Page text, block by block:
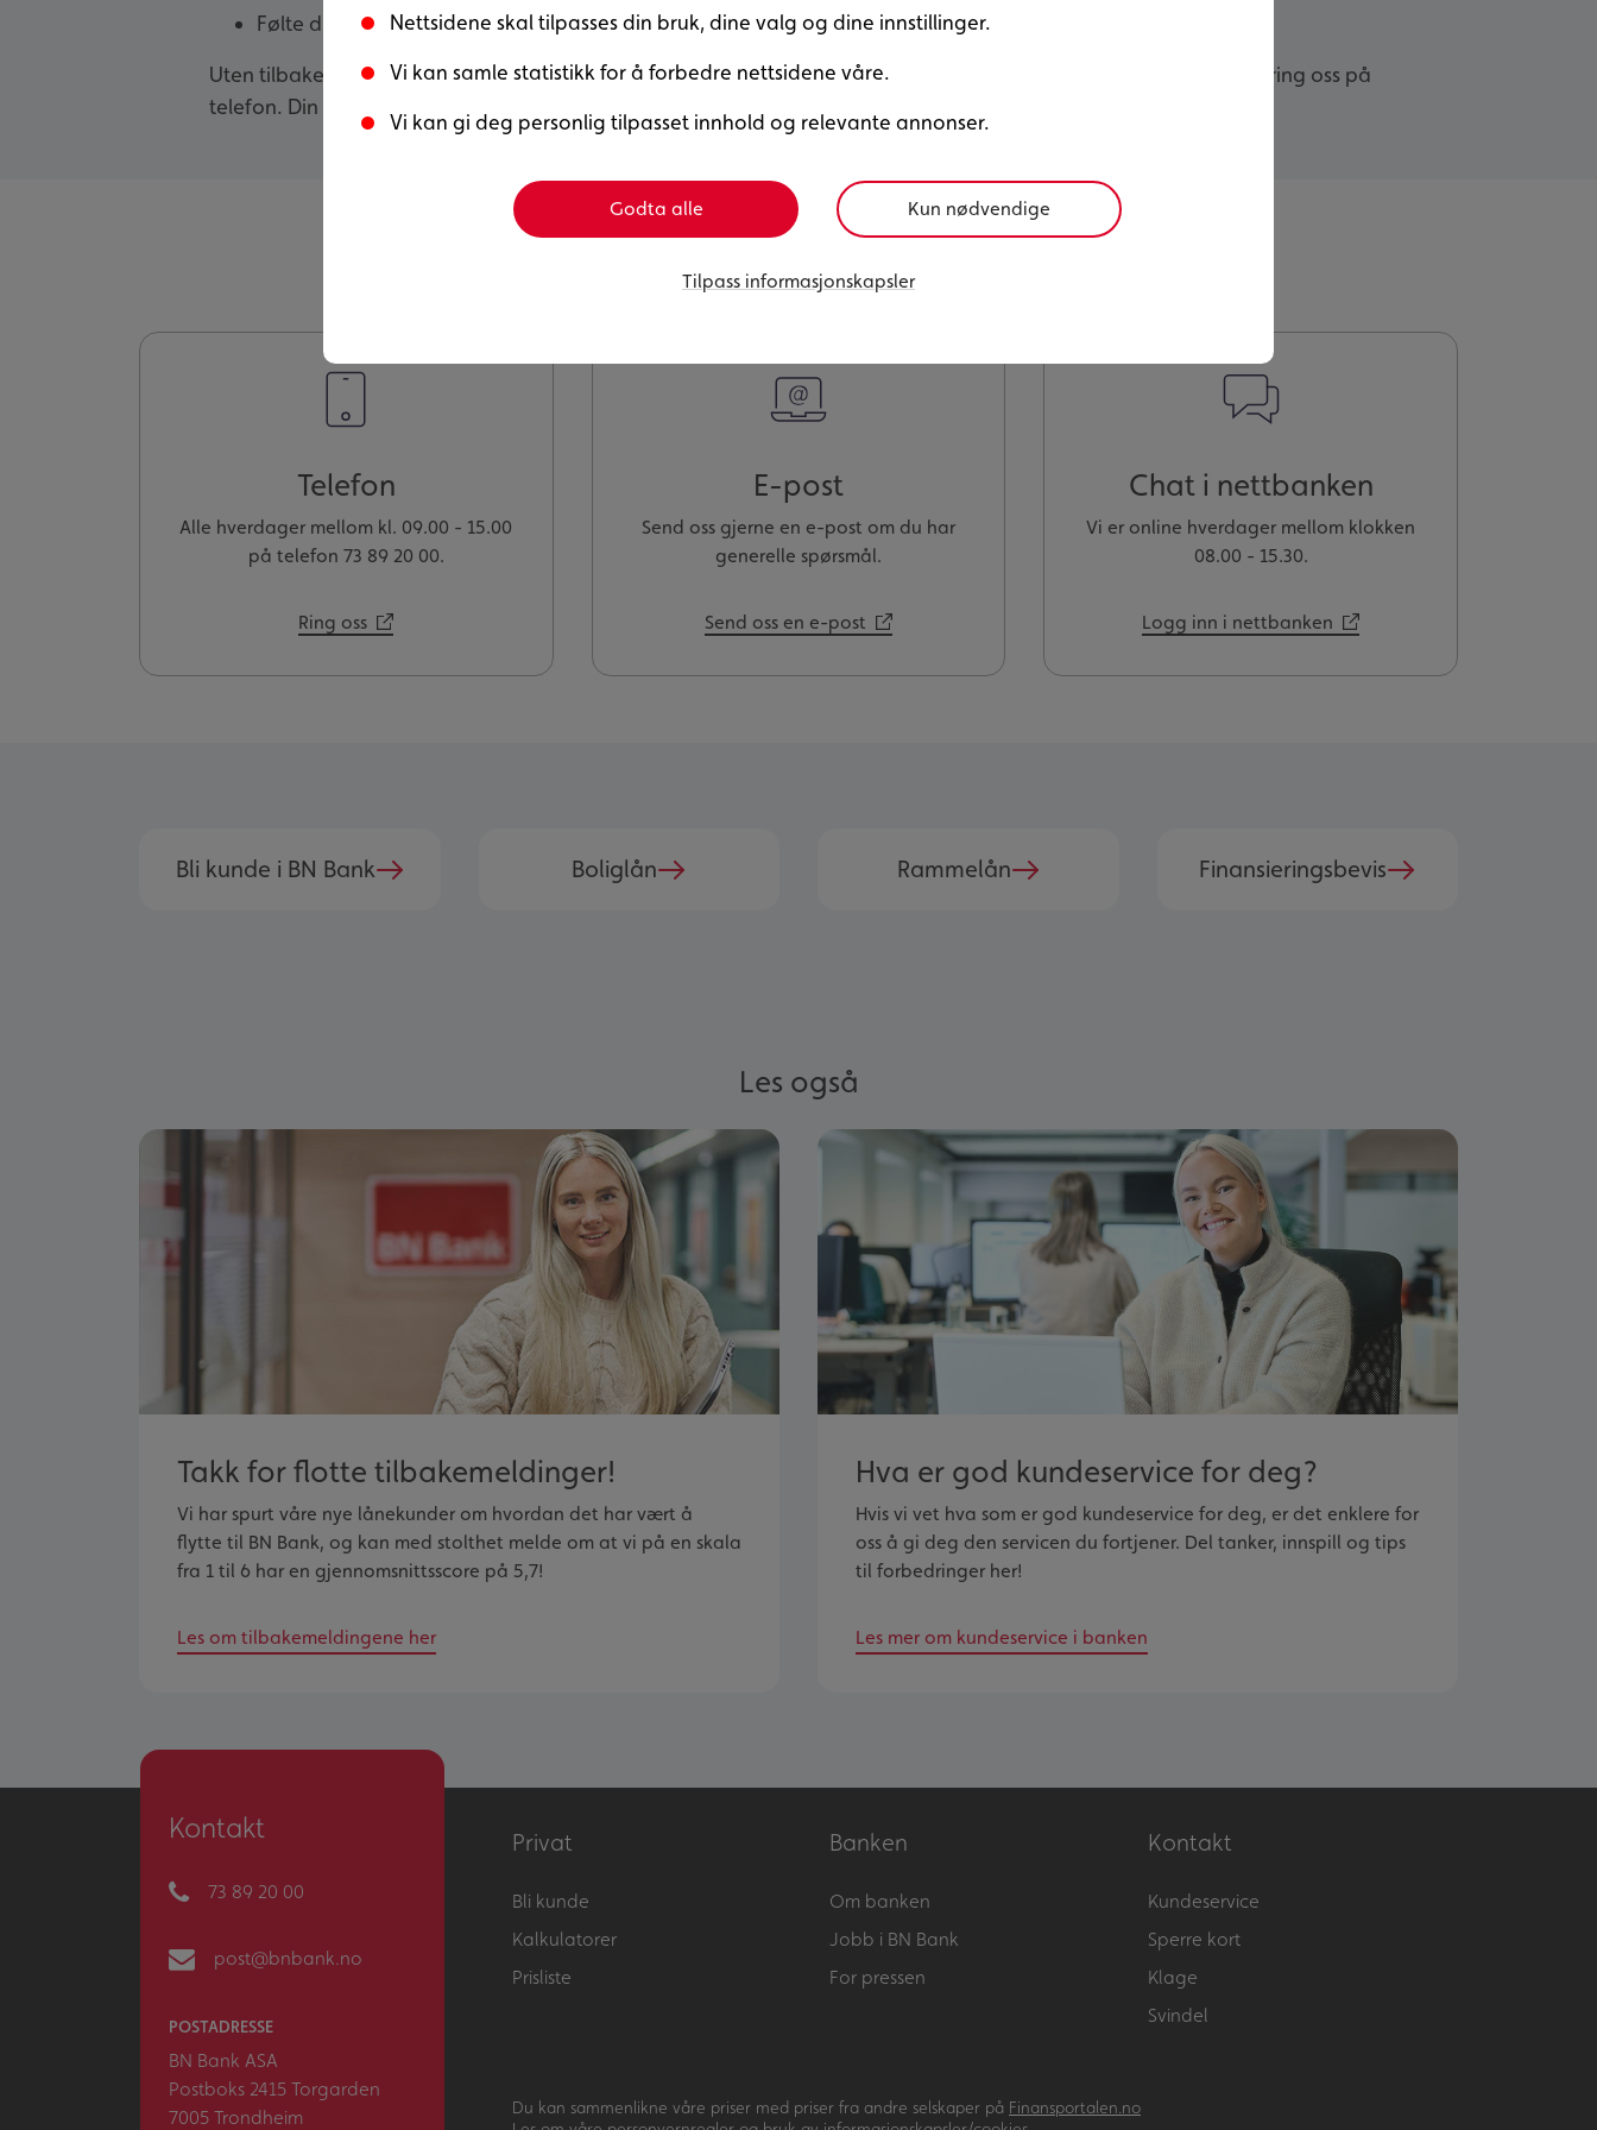
Nettsidene skal tilpasses din bruk, dine valg og dine innstillinger.
Vi kan samle statistikk for å forbedre nettsidene våre.
Vi kan gi deg personlig tilpasset innhold og relevante annonser.
Godta alle Kun nødvendige
Tilpass informasjonskapsler
Følte du at du fikk den hjelpen du trengte?
Uten tilbakemeldig fra dere, er det vanskelig å vite hva vi kan gjøre bedre. Skriv til oss på e-post, Facebook eller ring oss på
telefon. Din mening betyr mye for oss!
Har du spørsmål? Ta kontakt
Telefon
Alle hverdager mellom kl. 09.00 - 15.00
på telefon 73 89 20 00.
Ring oss
E-post
Send oss gjerne en e-post om du har
generelle spørsmål.
Send oss en e-post
Chat i nettbanken
Vi er online hverdager mellom klokken
08.00 - 15.30.
Logg inn i nettbanken
Bli kunde i BN Bank Boliglån Rammelån Finansieringsbevis
Les også
Takk for flotte tilbakemeldinger!
Vi har spurt våre nye lånekunder om hvordan det har vært å
flytte til BN Bank, og kan med stolthet melde om at vi på en skala
fra 1 til 6 har en gjennomsnittsscore på 5,7!
Les om tilbakemeldingene her
Hva er god kundeservice for deg?
Hvis vi vet hva som er god kundeservice for deg, er det enklere for
oss å gi deg den servicen du fortjener. Del tanker, innspill og tips
til forbedringer her!
Les mer om kundeservice i banken
Kontakt
73 89 20 00
post@bnbank.no
POSTADRESSE
BN Bank ASA
Postboks 2415 Torgarden
7005 Trondheim
Privat
Bli kunde
Kalkulatorer
Prisliste
Banken
Om banken
Jobb i BN Bank
For pressen
Kontakt
Kundeservice
Sperre kort
Klage
Svindel
Du kan sammenlikne våre priser med priser fra andre selskaper på Finansportalen.no